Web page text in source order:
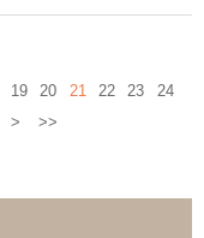
19 20 21 22 23
24
> >>